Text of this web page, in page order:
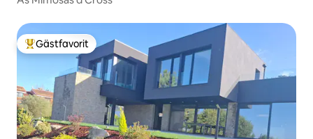
Populär gästfavorit
Gästfavorit